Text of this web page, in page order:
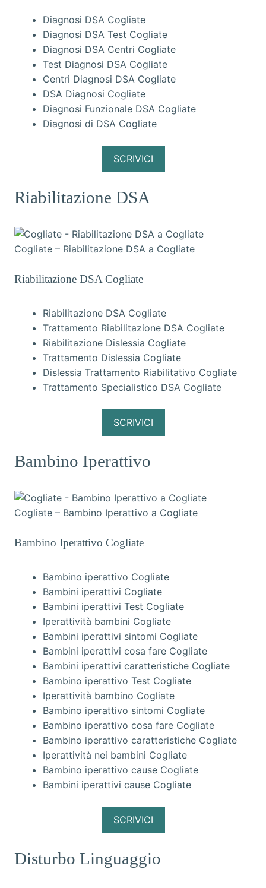
Diagnosi DSA Cogliate
Diagnosi DSA Test Cogliate
Diagnosi DSA Centri Cogliate
Test Diagnosi DSA Cogliate
Centri Diagnosi DSA Cogliate
DSA Diagnosi Cogliate
Diagnosi Funzionale DSA Cogliate
Diagnosi di DSA Cogliate
SCRIVICI
Riabilitazione DSA
Cogliate – Riabilitazione DSA a Cogliate
Riabilitazione DSA Cogliate
Riabilitazione DSA Cogliate
Trattamento Riabilitazione DSA Cogliate
Riabilitazione Dislessia Cogliate
Trattamento Dislessia Cogliate
Dislessia Trattamento Riabilitativo Cogliate
Trattamento Specialistico DSA Cogliate
SCRIVICI
Bambino Iperattivo
Cogliate – Bambino Iperattivo a Cogliate
Bambino Iperattivo Cogliate
Bambino iperattivo Cogliate
Bambini iperattivi Cogliate
Bambini iperattivi Test Cogliate
Iperattività bambini Cogliate
Bambini iperattivi sintomi Cogliate
Bambini iperattivi cosa fare Cogliate
Bambini iperattivi caratteristiche Cogliate
Bambino iperattivo Test Cogliate
Iperattività bambino Cogliate
Bambino iperattivo sintomi Cogliate
Bambino iperattivo cosa fare Cogliate
Bambino iperattivo caratteristiche Cogliate
Iperattività nei bambini Cogliate
Bambino iperattivo cause Cogliate
Bambini iperattivi cause Cogliate
SCRIVICI
Disturbo Linguaggio